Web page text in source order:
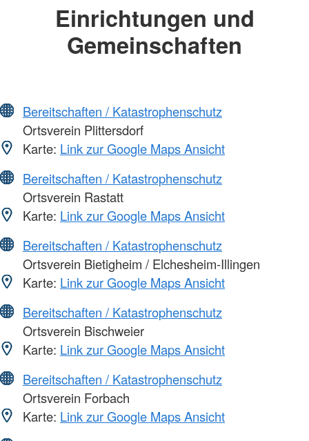
Einrichtungen und
Gemeinschaften
Bereitschaften / Katastrophenschutz
Ortsverein Plittersdorf
Karte: Link zur Google Maps Ansicht
Bereitschaften / Katastrophenschutz
Ortsverein Rastatt
Karte: Link zur Google Maps Ansicht
Bereitschaften / Katastrophenschutz
Ortsverein Bietigheim / Elchesheim-Illingen
Karte: Link zur Google Maps Ansicht
Bereitschaften / Katastrophenschutz
Ortsverein Bischweier
Karte: Link zur Google Maps Ansicht
Bereitschaften / Katastrophenschutz
Ortsverein Forbach
Karte: Link zur Google Maps Ansicht